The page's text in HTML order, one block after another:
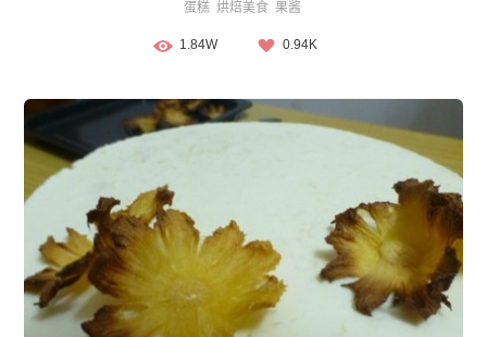
蛋糕 烘焙美食 果酱
1.84W 0.94K